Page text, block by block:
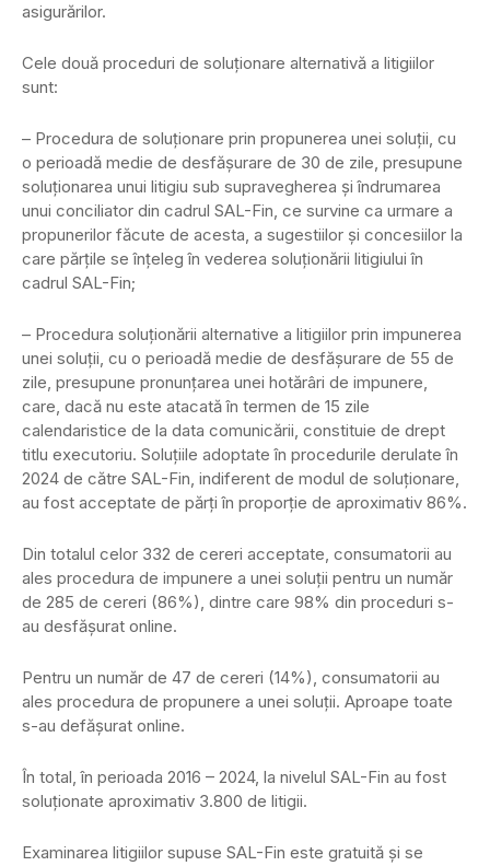
asigurărilor.
Cele două proceduri de soluționare alternativă a litigiilor
sunt:
– Procedura de soluționare prin propunerea unei soluții, cu
o perioadă medie de desfășurare de 30 de zile, presupune
soluționarea unui litigiu sub supravegherea și îndrumarea
unui conciliator din cadrul SAL-Fin, ce survine ca urmare a
propunerilor făcute de acesta, a sugestiilor și concesiilor la
care părțile se înțeleg în vederea soluționării litigiului în
cadrul SAL-Fin;
– Procedura soluționării alternative a litigiilor prin impunerea
unei soluții, cu o perioadă medie de desfășurare de 55 de
zile, presupune pronunțarea unei hotărâri de impunere,
care, dacă nu este atacată în termen de 15 zile
calendaristice de la data comunicării, constituie de drept
titlu executoriu. Soluțiile adoptate în procedurile derulate în
2024 de către SAL-Fin, indiferent de modul de soluționare,
au fost acceptate de părți în proporție de aproximativ 86%.
Din totalul celor 332 de cereri acceptate, consumatorii au
ales procedura de impunere a unei soluții pentru un număr
de 285 de cereri (86%), dintre care 98% din proceduri s-
au desfășurat online.
Pentru un număr de 47 de cereri (14%), consumatorii au
ales procedura de propunere a unei soluții. Aproape toate
s-au defășurat online.
În total, în perioada 2016 – 2024, la nivelul SAL-Fin au fost
soluționate aproximativ 3.800 de litigii.
Examinarea litigiilor supuse SAL-Fin este gratuită și se